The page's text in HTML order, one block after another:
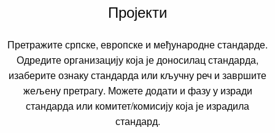
Пројекти
Претражите српске, европске и међународне стандарде.
Одредите организацију која је доносилац стандарда,
изаберите ознаку стандарда или кључну реч и завршите
жељену претрагу. Можете додати и фазу у изради
стандарда или комитет/комисију која је израдила
стандард.